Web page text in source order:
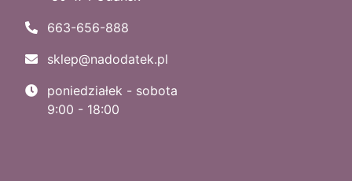
663-656-888
sklep@nadodatek.pl
poniedziałek - sobota
9:00 - 18:00